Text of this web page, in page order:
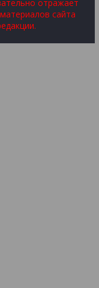
отражает
сайта